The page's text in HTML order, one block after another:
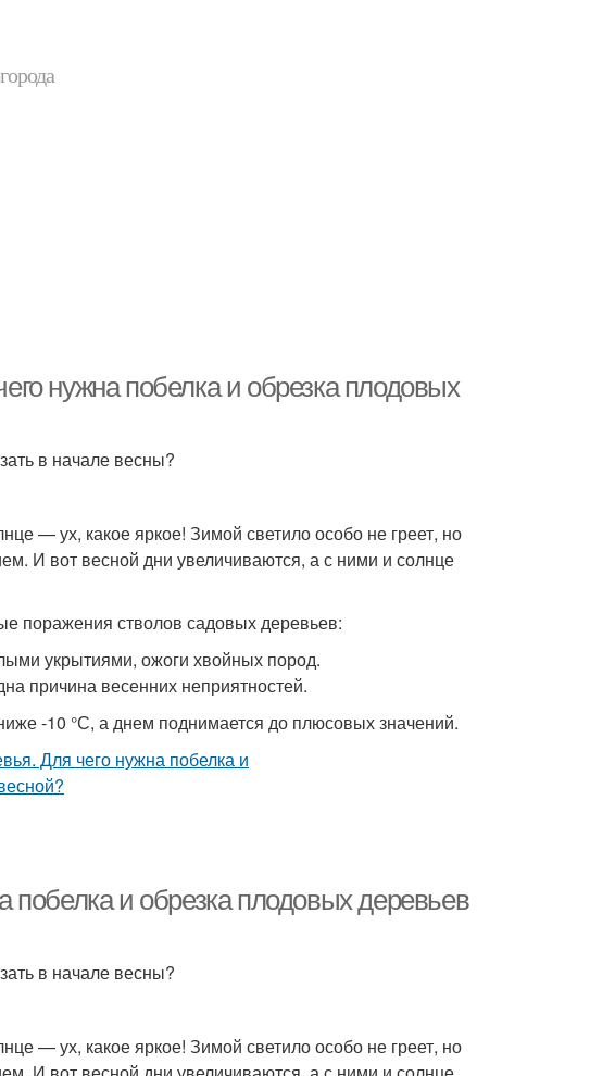
нужна побелка и обрезка плодовых
в начале весны?
— ух, какое яркое! Зимой светило особо не греет, но
И вот весной дни увеличиваются, а с ними и солнце
поражения стволов садовых деревьев:
укрытиями, ожоги хвойных пород.
причина весенних неприятностей.
-10 °С, а днем поднимается до плюсовых значений.
побелка и обрезка плодовых деревьев
в начале весны?
— ух, какое яркое! Зимой светило особо не греет, но